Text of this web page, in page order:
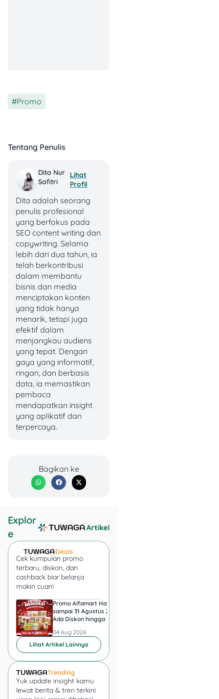
📅 Periode Promo: 15-19
Bayar pakai QRIS di
Maksimal 1x
transaksi per user
per hari
Berlaku buat dine-in
& take away
Nggak berlaku di
outlet stasiun,
bandara, & food
truck
2. Padma Wedding Expo
– Cashback Hingga Rp 1
Juta
Buat yang lagi siapin
pernikahan, jangan sampai
kelewatan promo ini! Bisa
dapetcashbackhingga Rp1
juta pas belanja diPadma
Wedding Expo, Semarang,
Jawa Tengah. Lumayan
banget, kan? 😍
📅 Periode Promo: 14-16
Transaksi Cashback
≥ Rp25
juta
Rp500
Ribu
≥ Rp 50
juta
Rp1 Juta
Berlaku 1xcashback
per pemegang
kartu/user selama
pameran
Cashbackbakal
dikreditkan ke billing
statement dalam
maks 2 bulan
Cicilan 0% BCA (3, 6, &
Promo
Tentang Penulis
Dita Nur
Safitri
Lihat
Profil
Dita adalah seorang
penulis profesional
yang berfokus pada
SEO content writing dan
copywriting. Selama
lebih dari dua tahun, ia
telah berkontribusi
dalam membantu
bisnis dan media
menciptakan konten
yang tidak hanya
menarik, tetapi juga
efektif dalam
menjangkau audiens
yang tepat. Dengan
gaya yang informatif,
ringan, dan berbasis
data, ia memastikan
pembaca
mendapatkan insight
yang aplikatif dan
terpercaya.
Bagikan ke
Explor
e
Cek kumpulan promo
terbaru, diskon, dan
cashback biar belanja
makin cuan!
Promo Alfamart Hari Ini
sampai 31 Agustus 2026,
Ada Diskon hingga 25
04 Aug 2026
Lihat Artikel Lainnya
Yuk update insight kamu
lewat berita & tren terkini